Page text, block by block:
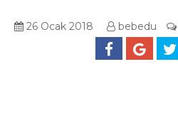
26 Ocak 2018 bebedu